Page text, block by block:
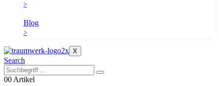
>
Blog
>
X
Search
00 Artikel